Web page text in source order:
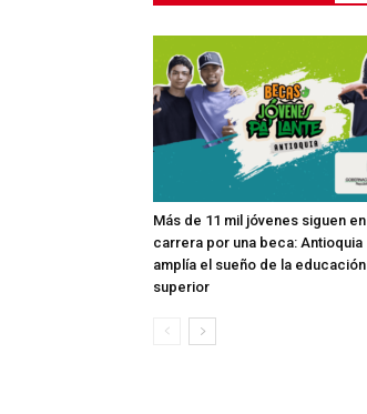
Más de 11 mil jóvenes siguen en
carrera por una beca: Antioquia
amplía el sueño de la educación
superior